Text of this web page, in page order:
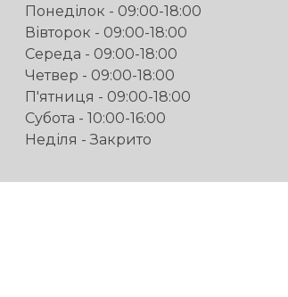
Понеділок - 09:00-18:00
Вівторок - 09:00-18:00
Середа - 09:00-18:00
Четвер - 09:00-18:00
П'ятниця - 09:00-18:00
Субота - 10:00-16:00
Неділя - Закрито